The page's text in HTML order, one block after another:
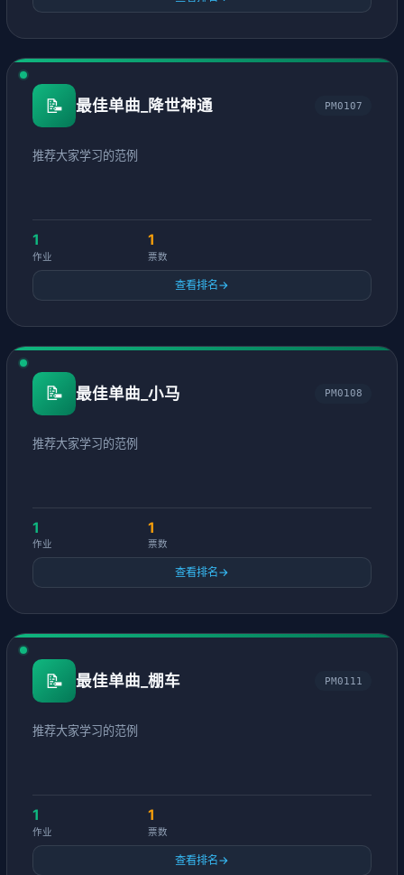
📝 最佳单曲_降世神通 PM0107
推荐大家学习的范例
1
作业
1
票数
查看排名→
📝 最佳单曲_小马 PM0108
推荐大家学习的范例
1
作业
1
票数
查看排名→
📝 最佳单曲_棚车 PM0111
推荐大家学习的范例
1
作业
1
票数
查看排名→